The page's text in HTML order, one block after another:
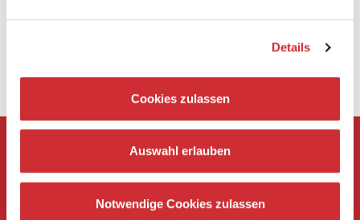
Details
Cookies zulassen
Auswahl erlauben
Notwendige Cookies zulassen
Kontakt
AGB Datenschutz